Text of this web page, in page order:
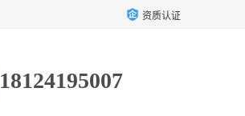
资质认证
18124195007